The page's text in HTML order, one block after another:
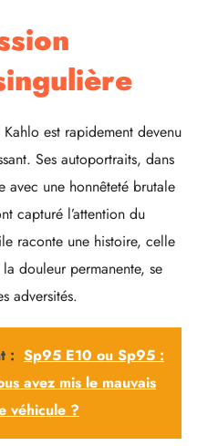
est rapidement devenu
Ses autoportraits, dans
avec une honnêteté brutale
capturé l’attention du
raconte une histoire, celle
douleur permanente, se
adversités.
: Sp95 E10 ou Sp95 :
avez mis le mauvais
véhicule ?